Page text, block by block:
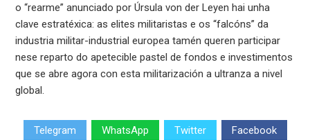
o “rearme” anunciado por Úrsula von der Leyen hai unha
clave estratéxica: as elites militaristas e os “falcóns” da
industria militar-industrial europea tamén queren participar
nese reparto do apetecible pastel de fondos e investimentos
que se abre agora con esta militarización a ultranza a nivel
global.
Telegram WhatsApp Twitter Facebook